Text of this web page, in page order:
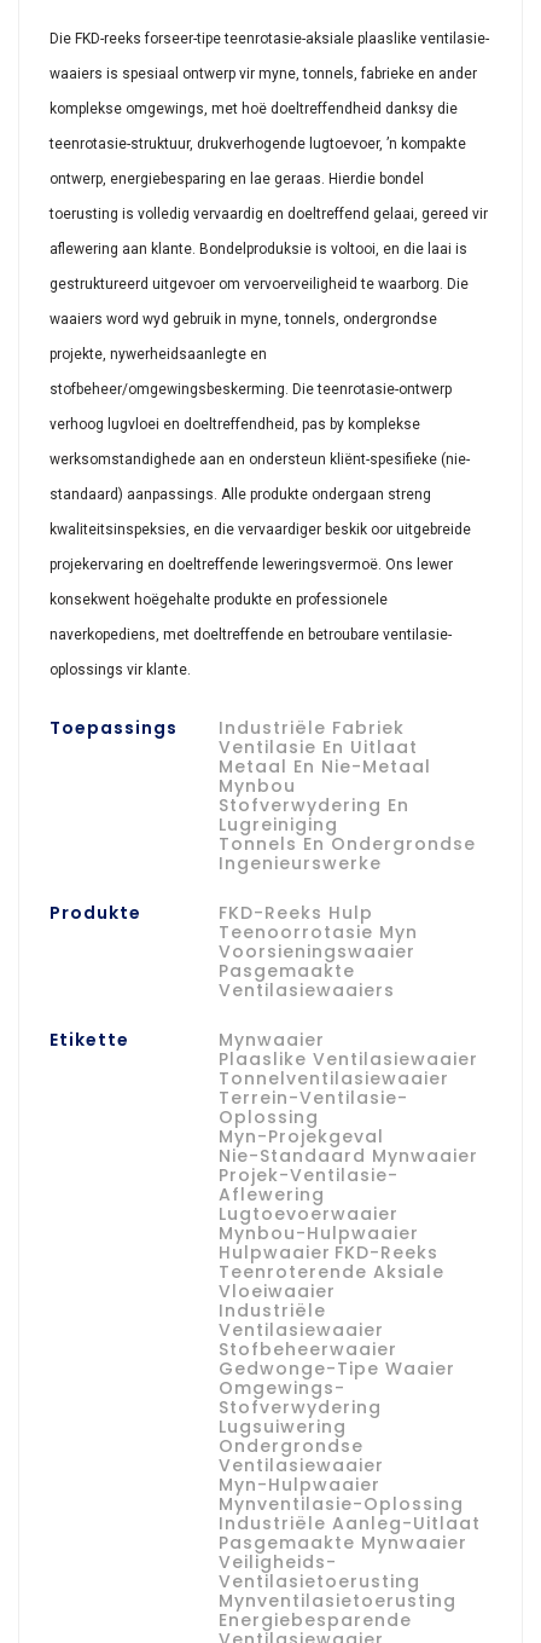
Die FKD-reeks forseer-tipe teenrotasie-aksiale plaaslike ventilasie-
waaiers is spesiaal ontwerp vir myne, tonnels, fabrieke en ander
komplekse omgewings, met hoë doeltreffendheid danksy die
teenrotasie-struktuur, drukverhogende lugtoevoer, ’n kompakte
ontwerp, energiebesparing en lae geraas. Hierdie bondel
toerusting is volledig vervaardig en doeltreffend gelaai, gereed vir
aflewering aan klante. Bondelproduksie is voltooi, en die laai is
gestruktureerd uitgevoer om vervoerveiligheid te waarborg. Die
waaiers word wyd gebruik in myne, tonnels, ondergrondse
projekte, nywerheidsaanlegte en
stofbeheer/omgewingsbeskerming. Die teenrotasie-ontwerp
verhoog lugvloei en doeltreffendheid, pas by komplekse
werksomstandighede aan en ondersteun kliënt-spesifieke (nie-
standaard) aanpassings. Alle produkte ondergaan streng
kwaliteitsinspeksies, en die vervaardiger beskik oor uitgebreide
projekervaring en doeltreffende leweringsvermoë. Ons lewer
konsekwent hoëgehalte produkte en professionele
naverkopediens, met doeltreffende en betroubare ventilasie-
oplossings vir klante.
Toepassings
Industriële Fabriek
Ventilasie En Uitlaat
Metaal En Nie-Metaal
Mynbou
Stofverwydering En
Lugreiniging
Tonnels En Ondergrondse
Ingenieurswerke
Produkte
FKD-Reeks Hulp
Teenoorrotasie Myn
Voorsieningswaaier
Pasgemaakte
Ventilasiewaaiers
Etikette
Mynwaaier
Plaaslike Ventilasiewaaier
Tonnelventilasiewaaier
Terrein-Ventilasie-
Oplossing
Myn-Projekgeval
Nie-Standaard Mynwaaier
Projek-Ventilasie-
Aflewering
Lugtoevoerwaaier
Mynbou-Hulpwaaier
Hulpwaaier FKD-Reeks
Teenroterende Aksiale
Vloeiwaaier
Industriële
Ventilasiewaaier
Stofbeheerwaaier
Gedwonge-Tipe Waaier
Omgewings-
Stofverwydering
Lugsuiwering
Ondergrondse
Ventilasiewaaier
Myn-Hulpwaaier
Mynventilasie-Oplossing
Industriële Aanleg-Uitlaat
Pasgemaakte Mynwaaier
Veiligheids-
Ventilasietoerusting
Mynventilasietoerusting
Energiebesparende